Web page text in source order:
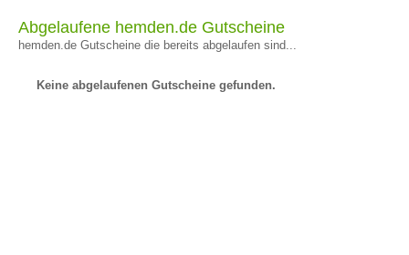
Abgelaufene hemden.de Gutscheine
hemden.de Gutscheine die bereits abgelaufen sind...
Keine abgelaufenen Gutscheine gefunden.